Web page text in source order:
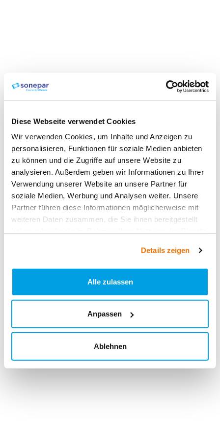
Diese Webseite verwendet Cookies
Wir verwenden Cookies, um Inhalte und Anzeigen zu
personalisieren, Funktionen für soziale Medien anbieten
zu können und die Zugriffe auf unsere Website zu
analysieren. Außerdem geben wir Informationen zu Ihrer
Verwendung unserer Website an unsere Partner für
soziale Medien, Werbung und Analysen weiter. Unsere
Partner führen diese Informationen möglicherweise mit
weiteren Daten zusammen, die Sie ihnen bereitgestellt
Details zeigen
Alle zulassen
Anpassen
Ablehnen